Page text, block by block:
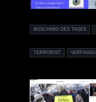
BOSCHIMO DES TAGES
TERRORIST